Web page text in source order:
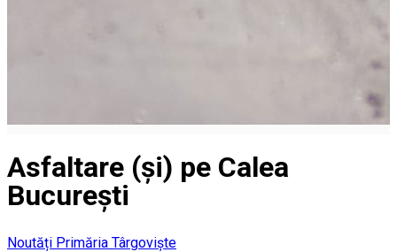
Asfaltare (și) pe Calea
București
Noutăți Primăria Târgoviște